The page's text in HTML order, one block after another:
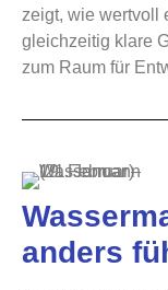
zeigt, wie wertvoll
gleichzeitig klare
zum Raum für
anders